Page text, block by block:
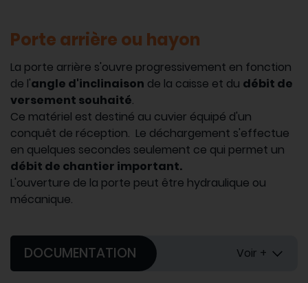
Porte arrière ou hayon
La porte arrière s'ouvre progressivement en fonction
de l'angle d'inclinaison de la caisse et du débit de
versement souhaité.
Ce matériel est destiné au cuvier équipé d'un
conquêt de réception. Le déchargement s'effectue
en quelques secondes seulement ce qui permet un
débit de chantier important.
L'ouverture de la porte peut être hydraulique ou
mécanique.
DOCUMENTATION Voir +